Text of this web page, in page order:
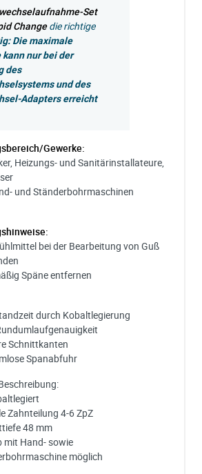
Set
Changedie richtige
Die maximale
nur bei der
des
und des
Adapters erreicht
Gewerke:
Heizungs- und Sanitärinstallateure,
und Ständerbohrmaschinen
bei der Bearbeitung von Guß
Späne entfernen
durch Kobaltlegierung
Schnittkanten
Spanabfuhr
Zahnteilung 4-6 ZpZ
48 mm
mit Hand- sowie
möglich